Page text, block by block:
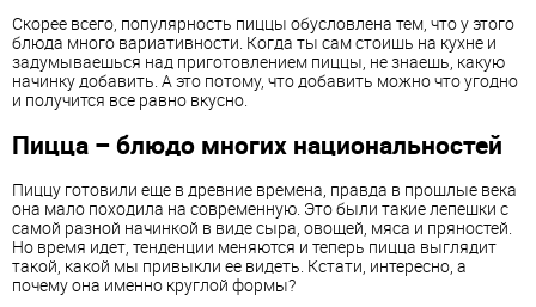
Скорее всего, популярность пиццы обусловлена тем, что у этого
блюда много вариативности. Когда ты сам стоишь на кухне и
задумываешься над приготовлением пиццы, не знаешь, какую
начинку добавить. А это потому, что добавить можно что угодно
и получится все равно вкусно.
Пицца – блюдо многих национальностей
Пиццу готовили еще в древние времена, правда в прошлые века
она мало походила на современную. Это были такие лепешки с
самой разной начинкой в виде сыра, овощей, мяса и пряностей.
Но время идет, тенденции меняются и теперь пицца выглядит
такой, какой мы привыкли ее видеть. Кстати, интересно, а
почему она именно круглой формы?